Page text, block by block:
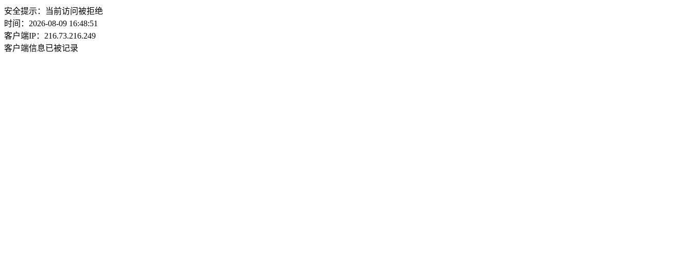
安全提示：当前访问被拒绝
时间：2026-08-09 16:48:51
客户端IP：216.73.216.249
客户端信息已被记录